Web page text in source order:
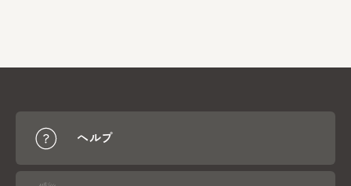
ヘルプ